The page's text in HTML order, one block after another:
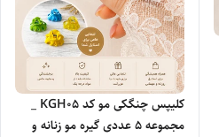
کلیپس چنگکی مو کد KGH0۵ _
مجموعه ۵ عددی گیره مو زنانه و